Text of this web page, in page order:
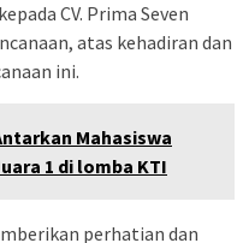
CV. Prima Seven
atas kehadiran dan
ini.
Mahasiswa
1 di lomba KTI
perhatian dan